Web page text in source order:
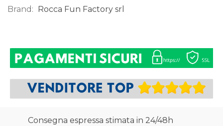
Brand:
Rocca Fun Factory srl
Consegna espressa stimata in 24/48h